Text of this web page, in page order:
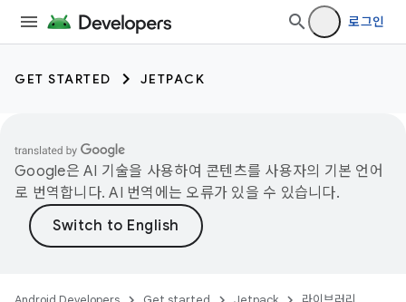
로그인
GET STARTED JETPACK
Google은 AI 기술을 사용하여 콘텐츠를 사용자의 기본 언어
로 번역합니다. AI 번역에는 오류가 있을 수 있습니다.